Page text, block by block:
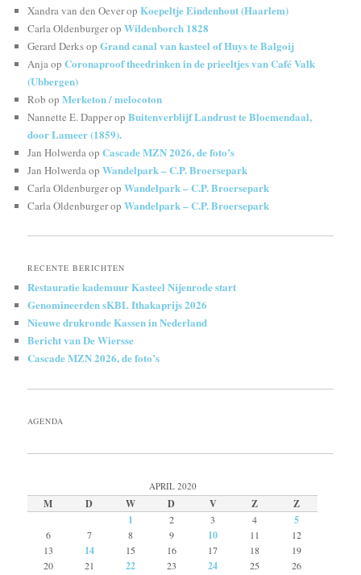
Xandra van den OeveropKoepeltje Eindenhout (Haarlem)
Carla OldenburgeropWildenborch 1828
Gerard DerksopGrand canal van kasteel of Huys te Balgoij
AnjaopCoronaproof theedrinken in de prieeltjes van Café Valk
(Ubbergen)
Rob opMerketon / melocoton
Nannette E. DapperopBuitenverblijf Landrust te Bloemendaal,
door Lameer (1859).
Jan HolwerdaopCascade MZN 2026, de foto’s
Jan HolwerdaopWandelpark – C.P. Broersepark
Carla OldenburgeropWandelpark – C.P. Broersepark
Carla OldenburgeropWandelpark – C.P. Broersepark
RECENTE BERICHTEN
Restauratie kademuur Kasteel Nijenrode start
Genomineerden sKBL Ithakaprijs 2026
Nieuwe drukronde Kassen in Nederland
Bericht van De Wiersse
Cascade MZN 2026, de foto’s
AGENDA
APRIL 2020
M D W D V Z
Z
1
2 3 4 5
6 7 8 9 10 11
12
13
14 15 16 17 18
19
20
21 22 23 24 25 26